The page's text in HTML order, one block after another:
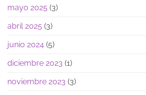
mayo 2025 (3)
abril 2025 (3)
junio 2024 (5)
diciembre 2023 (1)
noviembre 2023 (3)